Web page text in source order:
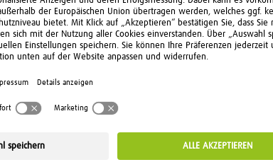
SPAREN
ihrer Volljährigkeit kein
Sie jetzt für Kinder und